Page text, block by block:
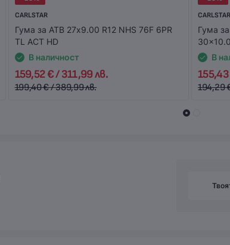
CARLSTAR
Гума за АТВ 27x9.00 R12 NHS 76F 6PR
TL ACT HD
В наличност
159,52 € / 311,99 лв.
199,40 € / 389,99 лв.
CARLSTAR
Гума
В
194,29